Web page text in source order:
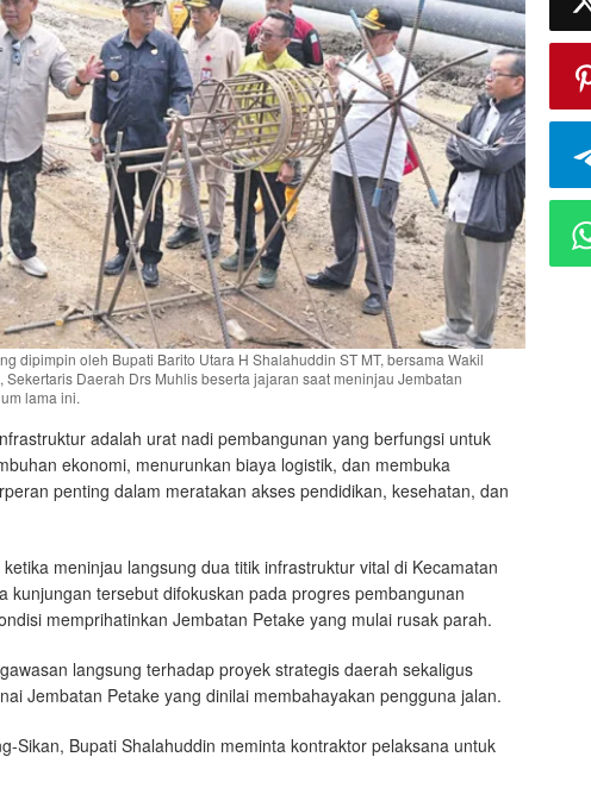
dipimpin oleh Bupati Barito Utara H Shalahuddin ST MT, bersama Wakil
Daerah Drs Muhlis beserta jajaran saat meninjau Jembatan
lama ini.
adalah urat nadi pembangunan yang berfungsi untuk
ekonomi, menurunkan biaya logistik, dan membuka
penting dalam meratakan akses pendidikan, kesehatan, dan
meninjau langsung dua titik infrastruktur vital di Kecamatan
kunjungan tersebut difokuskan pada progres pembangunan
memprihatinkan Jembatan Petake yang mulai rusak parah.
langsung terhadap proyek strategis daerah sekaligus
Jembatan Petake yang dinilai membahayakan pengguna jalan.
Sikan, Bupati Shalahuddin meminta kontraktor pelaksana untuk